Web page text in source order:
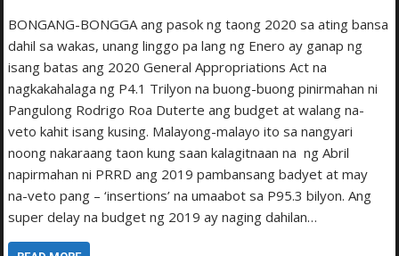
BONGANG-BONGGA ang pasok ng taong 2020 sa a­ting bansa
dahil sa wakas, unang linggo pa lang ng E­nero ay ganap ng
isang batas ang 2020 General Appropriations Act na
nagkakahalaga ng P4.1 Trilyon na buong-buong pinirmahan ni
Pangulong Rodrigo Roa Duterte ang budget at walang na-
veto kahit isang kusing. Malayong-malayo ito sa nangyari
noong nakaraang taon kung saan kalagitnaan na ng Abril
napirmahan ni PRRD ang 2019 pambansang badyet at may
na-veto pang – ‘insertions’ na umaabot sa P95.3 bilyon. Ang
super delay na budget ng 2019 ay naging dahilan…